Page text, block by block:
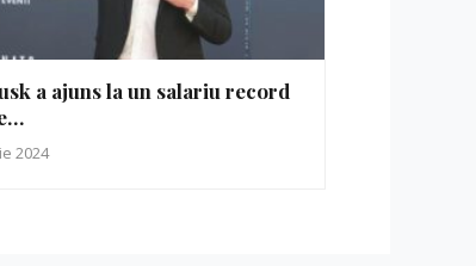
a ajuns la un salariu record
2024